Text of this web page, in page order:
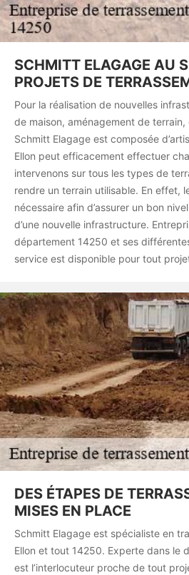
SCHMITT ELAGAGE AU
PROJETS DE
Pour la réalisation de nouvelles
de maison, aménagement de
Schmitt Elagage est composée
Ellon peut efficacement effectuer
intervenons sur tous les types de
rendre un terrain utilisable. En effet,
nécessaire afin d’assurer un bon
d’une nouvelle infrastructure.
département 14250 et ses
service est disponible pour tout
DES ÉTAPES DE
MISES EN PLACE
Schmitt Elagage est spécialiste en
Ellon et tout 14250. Experte dans le
est l’interlocuteur proche de tout